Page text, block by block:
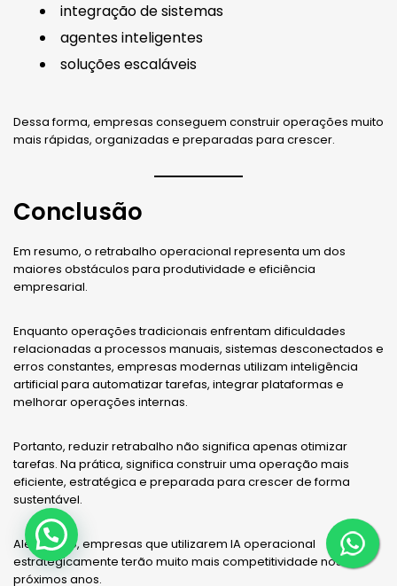
integração de sistemas
agentes inteligentes
soluções escaláveis
Dessa forma, empresas conseguem construir operações muito
mais rápidas, organizadas e preparadas para crescer.
Conclusão
Em resumo, o retrabalho operacional representa um dos
maiores obstáculos para produtividade e eficiência
empresarial.
Enquanto operações tradicionais enfrentam dificuldades
relacionadas a processos manuais, sistemas desconectados e
erros constantes, empresas modernas utilizam inteligência
artificial para automatizar tarefas, integrar plataformas e
melhorar operações internas.
Portanto, reduzir retrabalho não significa apenas otimizar
tarefas. Na prática, significa construir uma operação mais
eficiente, estratégica e preparada para crescer de forma
sustentável.
Além disso, empresas que utilizarem IA operacional
estrategicamente terão muito mais competitividade nos
próximos anos.